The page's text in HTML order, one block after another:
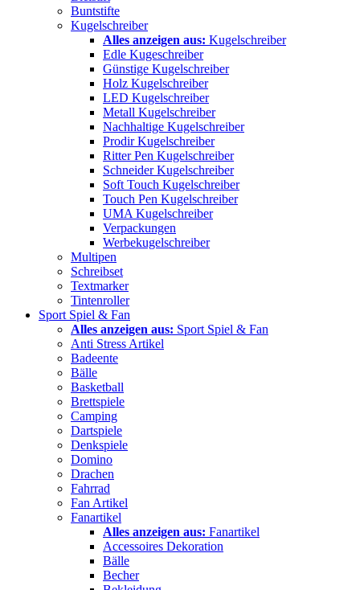
Buntstifte
Kugelschreiber
Alles anzeigen aus: Kugelschreiber
Edle Kugeschreiber
Günstige Kugelschreiber
Holz Kugelschreiber
LED Kugelschreiber
Metall Kugelschreiber
Nachhaltige Kugelschreiber
Prodir Kugelschreiber
Ritter Pen Kugelschreiber
Schneider Kugelschreiber
Soft Touch Kugelschreiber
Touch Pen Kugelschreiber
UMA Kugelschreiber
Verpackungen
Werbekugelschreiber
Multipen
Schreibset
Textmarker
Tintenroller
Sport Spiel & Fan
Alles anzeigen aus: Sport Spiel & Fan
Anti Stress Artikel
Badeente
Bälle
Basketball
Brettspiele
Camping
Dartspiele
Denkspiele
Domino
Drachen
Fahrrad
Fan Artikel
Fanartikel
Alles anzeigen aus: Fanartikel
Accessoires Dekoration
Bälle
Becher